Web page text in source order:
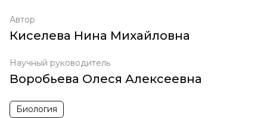
Автор
Киселева Нина Михайловна
Научный руководитель
Воробьева Олеся Алексеевна
Биология